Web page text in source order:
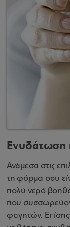
Ενυδάτωση
Ανάμεσα στις
τη φόρμα σου
πολύ νερό
που
φαγητών.